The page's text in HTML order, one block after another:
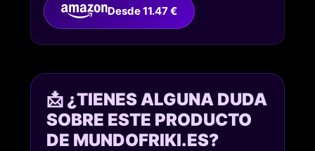
Desde 11.47 €
📩 ¿TIENES ALGUNA DUDA
SOBRE ESTE PRODUCTO
DE MUNDOFRIKI.ES?